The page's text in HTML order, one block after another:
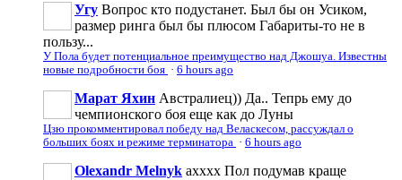
Угу Вопрос кто подустанет. Был бы он Усиком,
размер ринга был бы плюсом Габариты-то не в
пользу...
У Пола будет потенциальное преимущество над Джошуа. Известны
новые подробности боя · 6 hours ago
Марат Яхин Австралиец)) Да.. Тепрь ему до
чемпионского боя еще как до Луны
Цзю прокомментировал победу над Веласкесом, рассуждал о
больших боях и режиме терминатора · 6 hours ago
Olexandr Melnyk ахххх Пол подумав краще